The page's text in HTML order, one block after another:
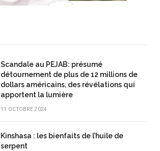
Scandale au PEJAB: présumé
détournement de plus de 12 millions de
dollars américains, des révélations qui
apportent la lumière
11 OCTOBRE 2024
Kinshasa : les bienfaits de l’huile de
serpent